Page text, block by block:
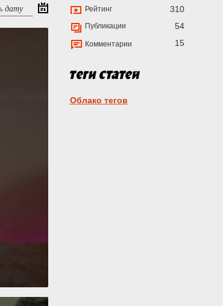
Рейтинг 310
Публикации 54
Комментарии 15
Облако тегов